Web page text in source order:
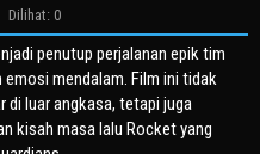
Dilihat: 0
penutup perjalanan epik tim
emosi mendalam. Film ini tidak
di luar angkasa, tetapi juga
kisah masa lalu Rocket yang